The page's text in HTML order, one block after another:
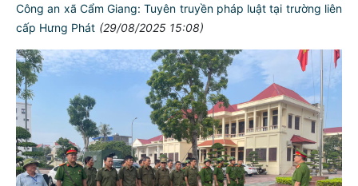
Công an xã Cẩm Giang: Tuyên truyền pháp luật tại trường liên
cấp Hưng Phát (29/08/2025 15:08)